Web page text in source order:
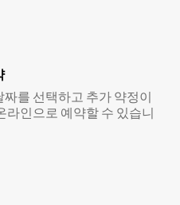
를 선택하고 추가 약정이
라인으로 예약할 수 있습니